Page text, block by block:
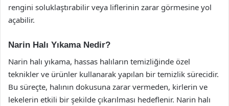
rengini soluklaştırabilir veya liflerinin zarar görmesine yol
açabilir.
Narin Halı Yıkama Nedir?
Narin halı yıkama, hassas halıların temizliğinde özel
teknikler ve ürünler kullanarak yapılan bir temizlik sürecidir.
Bu süreçte, halının dokusuna zarar vermeden, kirlerin ve
lekelerin etkili bir şekilde çıkarılması hedeflenir. Narin halı